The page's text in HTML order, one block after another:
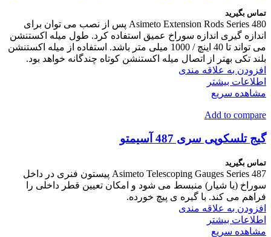
تماس بگیرید
Asimeto Extension Rods Series 480 پس از نصب می توان برای
اندازه گیری اندازه سوراخ عمیق استفاده کرد. طول میله اکستنشن
می تواند تا 40 اینچ / 1000 میلی متر باشد. استفاده از میله اکستنشن
بلند تکی بهتر از اتصال میله اکستنشن کوتاه چندگانه خواهد بود.
افزودن به علاقه مندی
اطلاعات بیشتر
مشاهده سریع
Add to compare
گیج تلسکوپی سری 487 آسیمتو
تماس بگیرید
Asimeto Telescoping Gauges Series 487 پیستون فنری در داخل
سوراخ (یا شیار) منبسط می شود و امکان تعیین قطر داخلی را
فراهم می کند. با گیره ی پیچ خورده.
افزودن به علاقه مندی
اطلاعات بیشتر
مشاهده سریع